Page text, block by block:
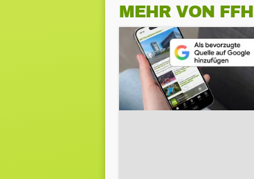
MEHR VON FFH